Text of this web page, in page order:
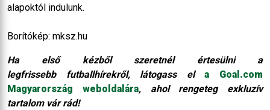
alapoktól indulunk.
Borítókép: mksz.hu
Ha első kézből szeretnél értesülni a
legfrissebb futballhírekről, látogass ela Goal.com
Magyarország weboldalára, ahol rengeteg exkluzív
tartalom vár rád!